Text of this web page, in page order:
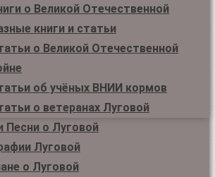
о Великой Отечественной
книги и статьи
о Великой Отечественной
об учёных ВНИИ кормов
о ветеранах Луговой
Песни о Луговой
Луговой
о Луговой